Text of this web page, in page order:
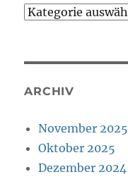
Kategorien
ARCHIV
November 2025
Oktober 2025
Dezember 2024